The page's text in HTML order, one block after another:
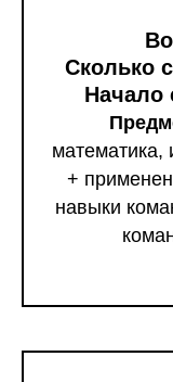
Сколько
Начало
математика,
+
навыки